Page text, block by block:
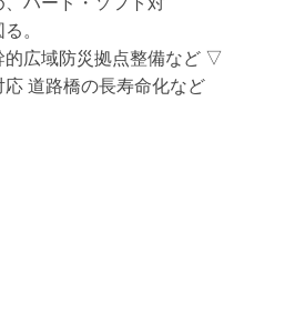
。
的広域防災拠点整備など ▽
道路橋の長寿命化など